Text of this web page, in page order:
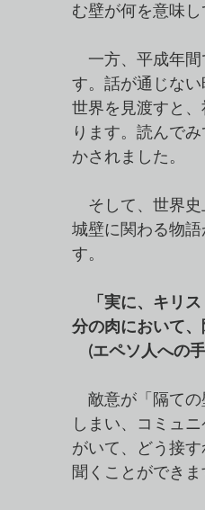
む壁が何を意味
一方、平成年間
す。話が通じな
世界を見渡すと
ります。読んで
かされました。
そして、世界史
城壁に関わる物
す。
「実に、キリ
分の肉において、
(エペソ人への
敵意が「隔ての
しまい、コミュ
がいて、どう接
聞くことができま